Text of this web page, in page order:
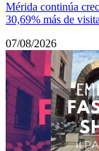
Mérida continúa
30,69% más de
07/08/2026